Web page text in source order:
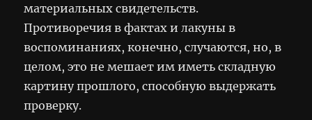
материальных свидетельств.
Противоречия в фактах и лакуны в
воспоминаниях, конечно, случаются, но, в
целом, это не мешает им иметь складную
картину прошлого, способную выдержать
проверку.